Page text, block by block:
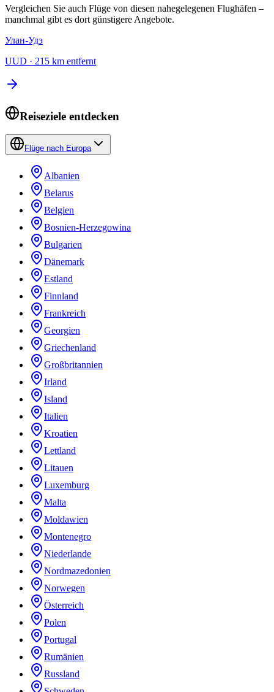
Vergleichen Sie auch Flüge von diesen nahegelegenen Flughäfen –
manchmal gibt es dort günstigere Angebote.
Улан-Удэ
UUD · 215 km entfernt
Reiseziele entdecken
Flüge nach Europa
Albanien
Belarus
Belgien
Bosnien-Herzegowina
Bulgarien
Dänemark
Estland
Finnland
Frankreich
Georgien
Griechenland
Großbritannien
Irland
Island
Italien
Kroatien
Lettland
Litauen
Luxemburg
Malta
Moldawien
Montenegro
Niederlande
Nordmazedonien
Norwegen
Österreich
Polen
Portugal
Rumänien
Russland